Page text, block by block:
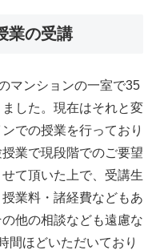
業の受講
マンションの一室で35
した。現在はそれと変
での授業を行っており
業で現段階でのご要望
て頂いた上で、受講生
業料・諸経費などもあ
他の相談なども遠慮な
間ほどいただいており